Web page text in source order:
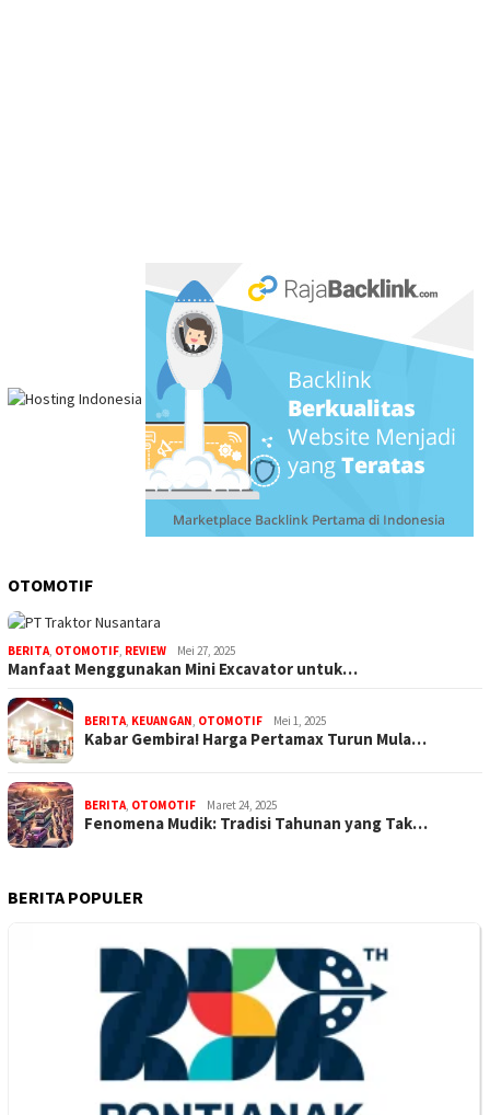
OTOMOTIF
BERITA OTOMOTIF REVIEW Mei 27, 2025
Manfaat Menggunakan Mini Excavator untuk…
BERITA KEUANGAN OTOMOTIF Mei 1, 2025
Kabar Gembira! Harga Pertamax Turun Mula…
BERITA OTOMOTIF Maret 24, 2025
Fenomena Mudik: Tradisi Tahunan yang Tak…
BERITA POPULER